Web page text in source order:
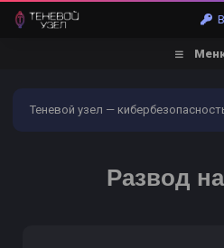
Теневой узел —
Развод